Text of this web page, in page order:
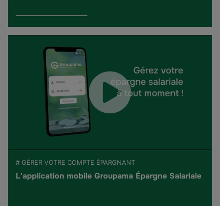
# GÉRER VOTRE COMPTE ÉPARGNANT
L'application mobile Groupama Épargne Salariale